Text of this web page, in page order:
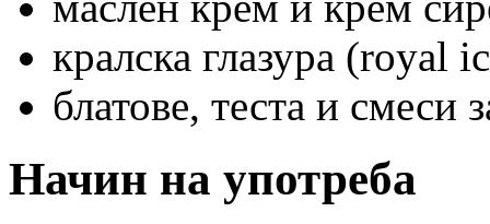
кралска глазура (royal
блатове, теста и смеси
Начин на употреба